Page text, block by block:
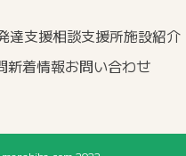
達支援相談支援所施設紹介
新着情報お問い合わせ